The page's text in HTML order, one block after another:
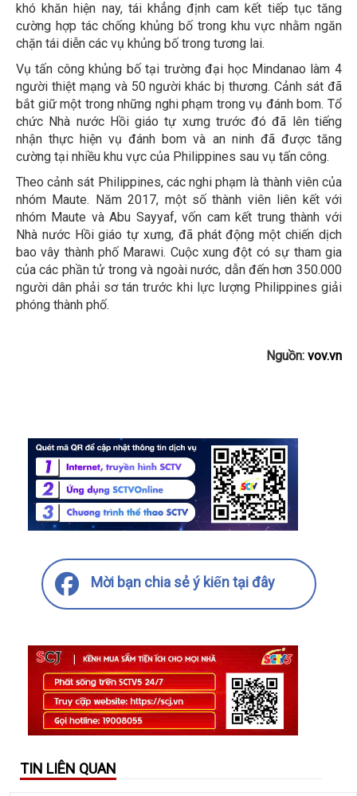
khó khăn hiện nay, tái khẳng định cam kết tiếp tục tăng
cường hợp tác chống khủng bố trong khu vực nhằm ngăn
chặn tái diễn các vụ khủng bố trong tương lai.
Vụ tấn công khủng bố tại trường đại học Mindanao làm 4
người thiệt mạng và 50 người khác bị thương. Cảnh sát đã
bắt giữ một trong những nghi phạm trong vụ đánh bom. Tổ
chức Nhà nước Hồi giáo tự xưng trước đó đã lên tiếng
nhận thực hiện vụ đánh bom và an ninh đã được tăng
cường tại nhiều khu vực của Philippines sau vụ tấn công.
Theo cảnh sát Philippines, các nghi phạm là thành viên của
nhóm Maute. Năm 2017, một số thành viên liên kết với
nhóm Maute và Abu Sayyaf, vốn cam kết trung thành với
Nhà nước Hồi giáo tự xưng, đã phát động một chiến dịch
bao vây thành phố Marawi. Cuộc xung đột có sự tham gia
của các phần tử trong và ngoài nước, dẫn đến hơn 350.000
người dân phải sơ tán trước khi lực lượng Philippines giải
phóng thành phố.
Nguồn: vov.vn
Mời bạn chia sẻ ý kiến tại đây
TIN LIÊN QUAN